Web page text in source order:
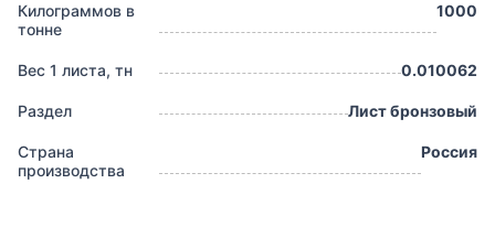
Килограммов в
тонне
1000
Вес 1 листа, тн 0.010062
Раздел Лист бронзовый
Страна
производства
Россия